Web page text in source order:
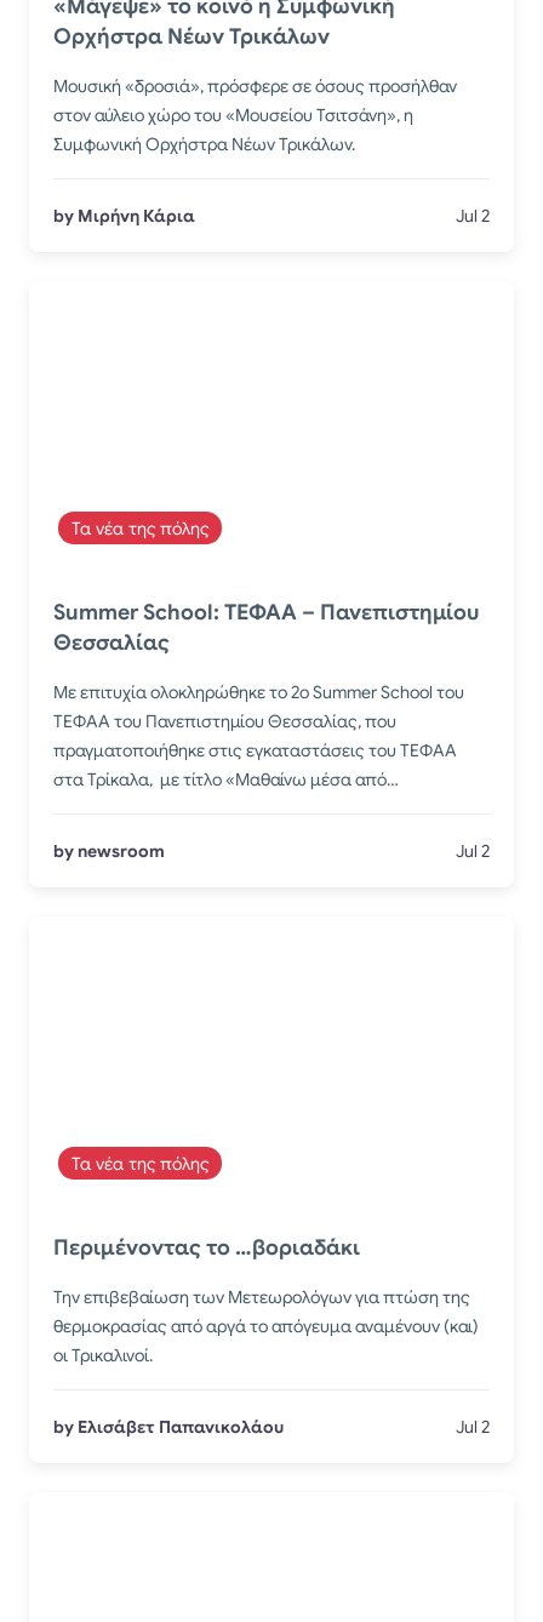
«Μάγεψε» το κοινό η Συμφωνική
Ορχήστρα Νέων Τρικάλων
Μουσική «δροσιά», πρόσφερε σε όσους προσήλθαν
στον αύλειο χώρο του «Μουσείου Τσιτσάνη», η
Συμφωνική Ορχήστρα Νέων Τρικάλων.
by Μιρήνη Κάρια Jul 2
Τα νέα της πόλης
Summer School: ΤΕΦΑΑ – Πανεπιστημίου
Θεσσαλίας
Με επιτυχία ολοκληρώθηκε το 2ο Summer School του
ΤΕΦΑΑ του Πανεπιστημίου Θεσσαλίας, που
πραγματοποιήθηκε στις εγκαταστάσεις του ΤΕΦΑΑ
στα Τρίκαλα, με τίτλο «Μαθαίνω μέσα από…
by newsroom Jul 2
Τα νέα της πόλης
Περιμένοντας το …βοριαδάκι
Την επιβεβαίωση των Μετεωρολόγων για πτώση της
θερμοκρασίας από αργά το απόγευμα αναμένουν (και)
οι Τρικαλινοί.
by Ελισάβετ Παπανικολάου Jul 2